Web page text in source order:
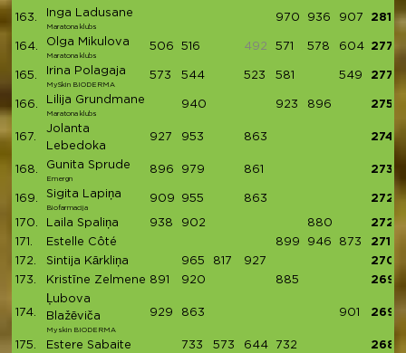
163. Inga Ladusane
Maratona klubs
970 936 907 2813
164. Olga Mikulova
Maratona klubs
506 516 492 571 578 604 2775
165. Irina Polagaja
MySkin BIODERMA
573 544 523 581 549 2770
166. Lilija Grundmane
Maratona klubs
940 923 896 2759
167.
Jolanta
Lebedoka
927 953 863 2743
168. Gunita Sprude
Emergn
896 979 861 2736
169. Sigita Lapiņa
Biofarmacija
909 955 863 2727
170. Laila Spaliņa 938 902 880
2720
171.
Estelle Côté 899 946 873
2718
172.
Sintija Kārkliņa 965 817 927
2709
173.
Kristīne Zelmene 891 920 885 2696
174.
Ļubova
Blažēviča
Myskin BIODERMA
929 863 901 2693
175. Estere Sabaite 733 573 644 732
2682